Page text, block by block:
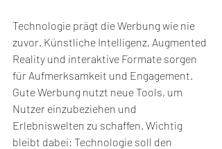
Technologie prägt die Werbung wie nie
zuvor. Künstliche Intelligenz, Augmented
Reality und interaktive Formate sorgen
für Aufmerksamkeit und Engagement.
Gute Werbung nutzt neue Tools, um
Nutzer einzubeziehen und
Erlebniswelten zu schaffen. Wichtig
bleibt dabei: Technologie soll den